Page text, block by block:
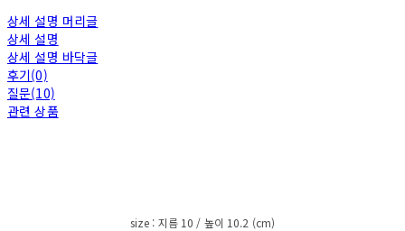
상세 설명 머리글
상세 설명
상세 설명 바닥글
후기(0)
질문(10)
관련 상품
size : 지름 10 / 높이 10.2 (cm)